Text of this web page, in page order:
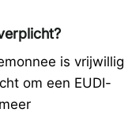
is vrijwillig
om een EUDI-
meer